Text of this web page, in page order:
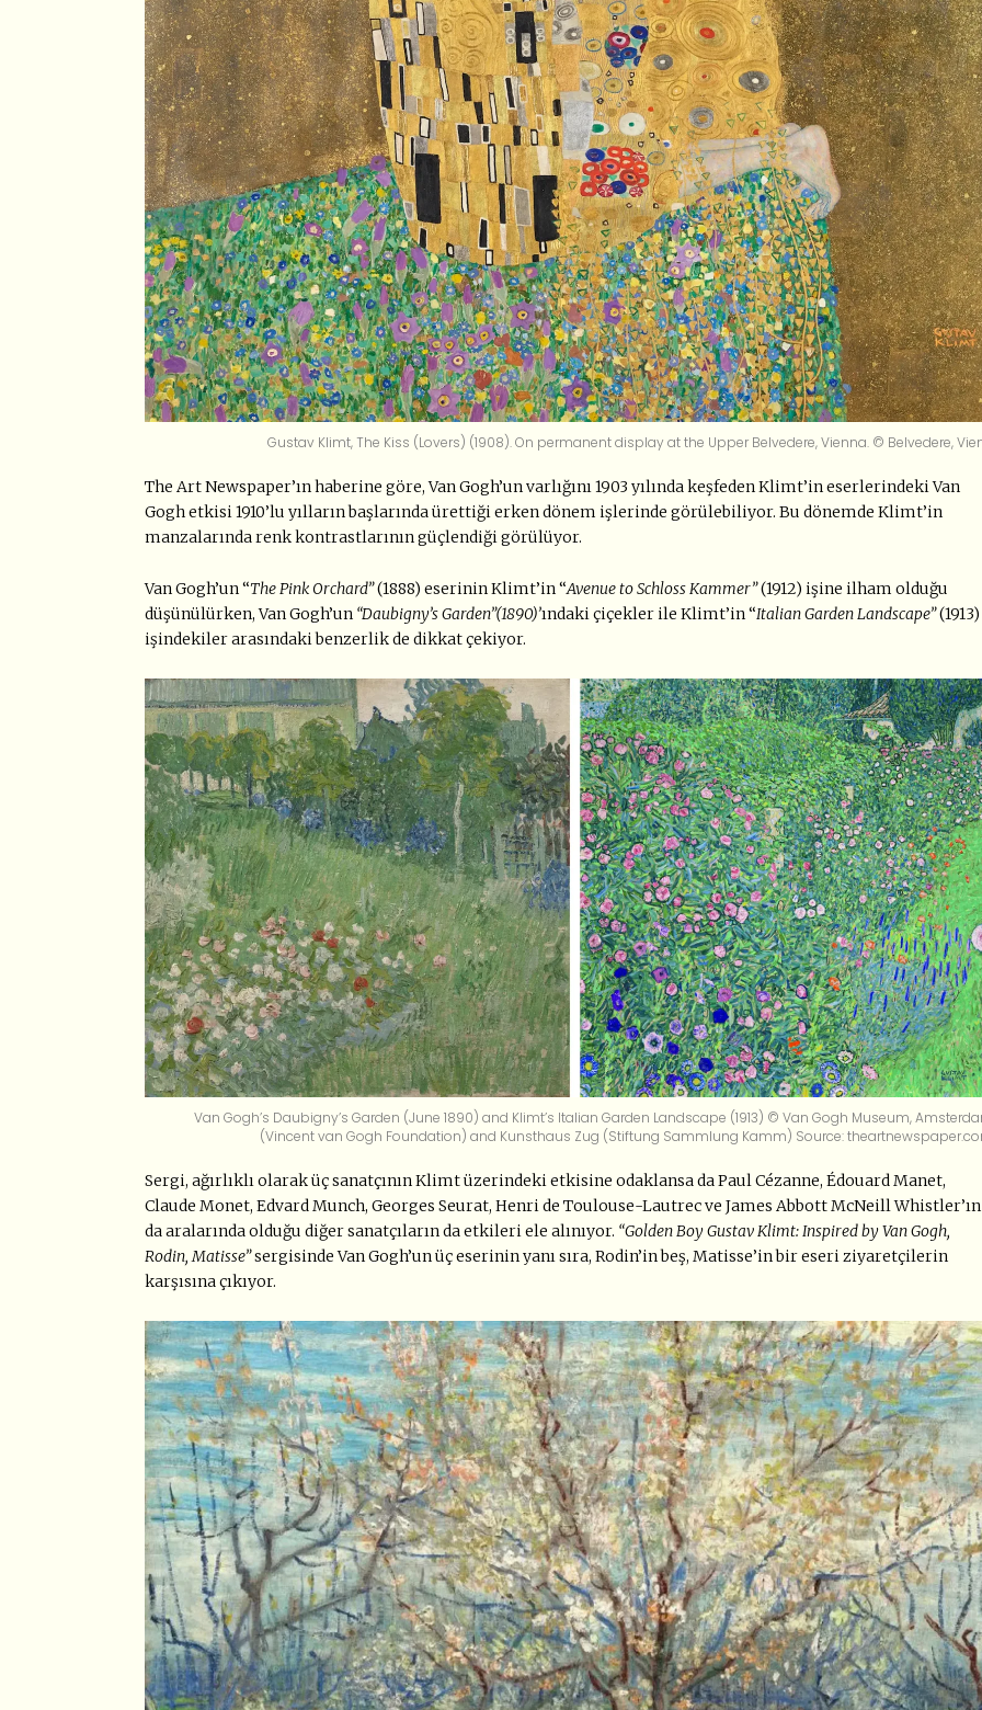
Gustav Klimt, The Kiss (Lovers) (1908). On permanent display at the Upper Belvedere, Vienna. © Belvedere,
The Art Newspaper’ın haberine göre, Van Gogh’un varlığını 1903 yılında keşfeden Klimt’in eserlerindeki Van
Gogh etkisi 1910’lu yılların başlarında ürettiği erken dönem işlerinde görülebiliyor. Bu dönemde Klimt’in
manzalarında renk kontrastlarının güçlendiği görülüyor.
Van Gogh’un “The Pink Orchard”(1888) eserinin Klimt’in “Avenue to Schloss Kammer”(1912) işine ilham olduğu
düşünülürken, Van Gogh’un “Daubigny’s Garden”(1890)’ındaki çiçekler ile Klimt’in “Italian Garden Landscape”(1913)
işindekiler arasındaki benzerlik de dikkat çekiyor.
Van Gogh’s Daubigny’s Garden (June 1890) and Klimt’s Italian Garden Landscape (1913) © Van Gogh Museum,
(Vincent van Gogh Foundation) and Kunsthaus Zug (Stiftung Sammlung Kamm) Source:
Sergi, ağırlıklı olarak üç sanatçının Klimt üzerindeki etkisine odaklansa da Paul Cézanne, Édouard Manet,
Claude Monet, Edvard Munch, Georges Seurat, Henri de Toulouse-Lautrec ve James Abbott McNeill Whistler’ın
da aralarında olduğu diğer sanatçıların da etkileri ele alınıyor. “Golden Boy Gustav Klimt: Inspired by Van Gogh,
Rodin, Matisse”sergisinde Van Gogh’un üç eserinin yanı sıra, Rodin’in beş, Matisse’in bir eseri ziyaretçilerin
karşısına çıkıyor.